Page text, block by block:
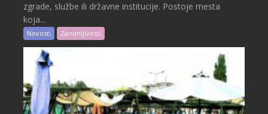
zgrade, službe ili državne institucije. Postoje mesta
koja...
Novosti Zanimljivosti